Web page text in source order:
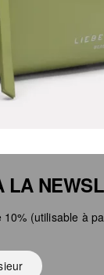
LA
(utilisable à